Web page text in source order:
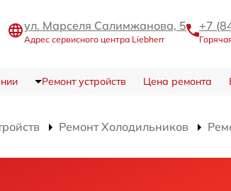
ул. Марселя Салимжанова, 5
Адрес сервисного центра Liebherr
+7
Ремонт устройств Цена ремонта
Ремонт Холодильников